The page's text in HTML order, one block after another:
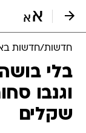
חדשות/חדשות
בלי
וגנבו
שקלים